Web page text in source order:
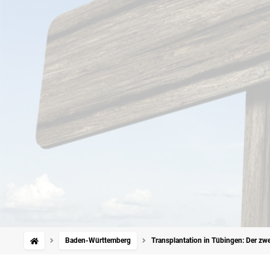
Baden-Württemberg Transplantation in Tübingen: Der